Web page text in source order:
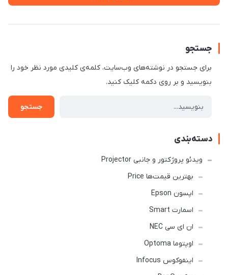
جستجو
برای جستجو در نوشته‌های وب‌سایت، کلمه‌ی کلیدی مورد نظر خود را
بنویسید و بر روی دکمه کلیک کنید.
جستجو
دسته‌بندی
ویدئو پروژکتور و جانبی Projector
بهترین قیمت‌ها Price
اپسون Epson
اسمارت Smart
ان ای سی NEC
اوپتوما Optoma
اینفوکوس Infocus